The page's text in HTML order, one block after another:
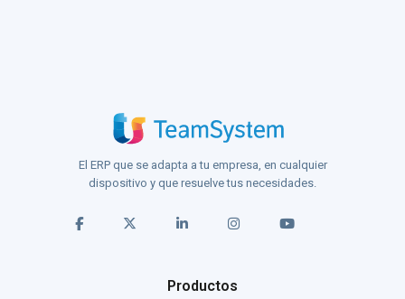
El ERP que se adapta a tu empresa, en cualquier
dispositivo y que resuelve tus necesidades.
Productos